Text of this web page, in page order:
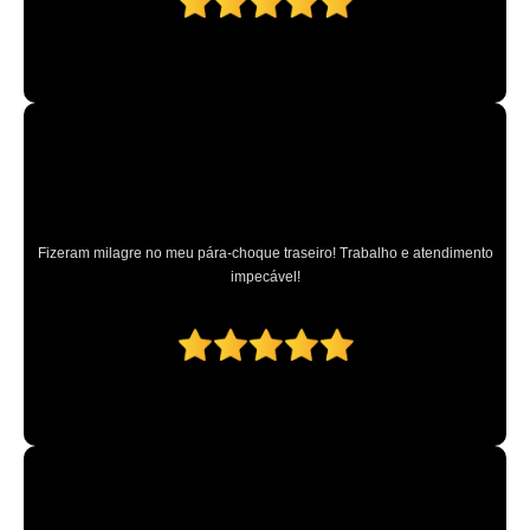
Fizeram milagre no meu pára-choque traseiro! Trabalho e atendimento
impecável!